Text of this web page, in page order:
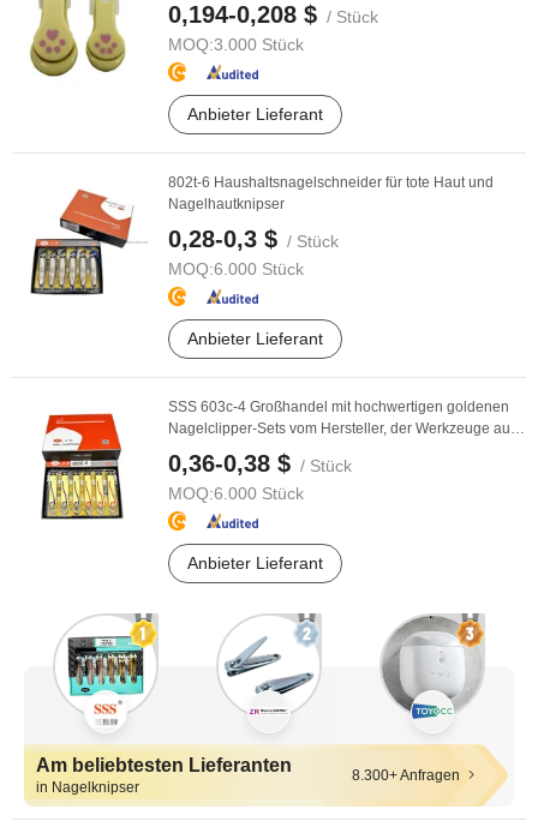
0,194-0,208 $ / Stück
MOQ:3.000 Stück
Anbieter Lieferant
802t-6 Haushaltsnagelschneider für tote Haut und
Nagelhautknipser
0,28-0,3 $ / Stück
MOQ:6.000 Stück
Anbieter Lieferant
SSS 603c-4 Großhandel mit hochwertigen goldenen
Nagelclipper-Sets vom Hersteller, der Werkzeuge aus
0,36-0,38 $ / Stück
MOQ:6.000 Stück
Anbieter Lieferant
Am beliebtesten Lieferanten
in Nagelknipser
8.300+ Anfragen